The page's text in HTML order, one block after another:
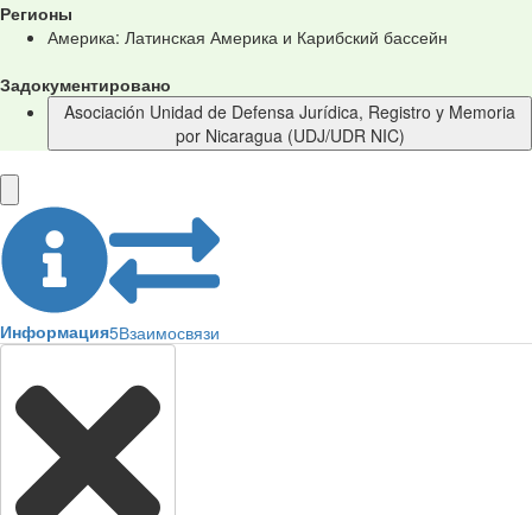
Регионы
Америка: Латинская Америка и Карибский бассейн
Задокументировано
Asociación Unidad de Defensa Jurídica, Registro y Memoria
por Nicaragua (UDJ/UDR NIC)
Информация5Взаимосвязи